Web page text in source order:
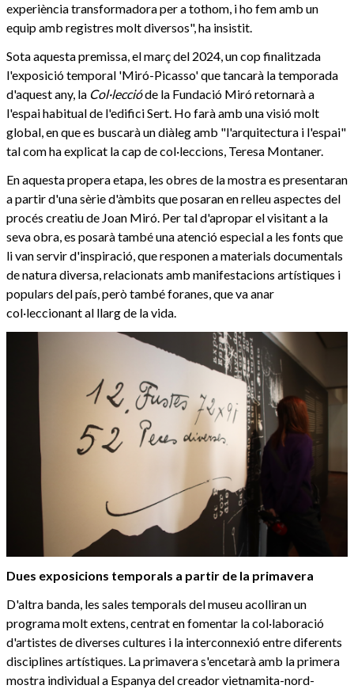
experiència transformadora per a tothom, i ho fem amb un
equip amb registres molt diversos", ha insistit.
Sota aquesta premissa, el març del 2024, un cop finalitzada
l'exposició temporal 'Miró-Picasso' que tancarà la temporada
d'aquest any, la Col·leccióde la Fundació Miró retornarà a
l'espai habitual de l'edifici Sert. Ho farà amb una visió molt
global, en que es buscarà un diàleg amb "l'arquitectura i l'espai"
tal com ha explicat la cap de col·leccions, Teresa Montaner.
En aquesta propera etapa, les obres de la mostra es presentaran
a partir d'una sèrie d'àmbits que posaran en relleu aspectes del
procés creatiu de Joan Miró. Per tal d'apropar el visitant a la
seva obra, es posarà també una atenció especial a les fonts que
li van servir d'inspiració, que responen a materials documentals
de natura diversa, relacionats amb manifestacions artístiques i
populars del país, però també foranes, que va anar
col·leccionant al llarg de la vida.
Dues exposicions temporals a partir de la primavera
D'altra banda, les sales temporals del museu acolliran un
programa molt extens, centrat en fomentar la col·laboració
d'artistes de diverses cultures i la interconnexió entre diferents
disciplines artístiques. La primavera s'encetarà amb la primera
mostra individual a Espanya del creador vietnamita-nord-